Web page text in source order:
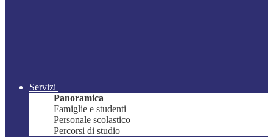
Servizi
Panoramica
Famiglie e studenti
Personale scolastico
Percorsi di studio